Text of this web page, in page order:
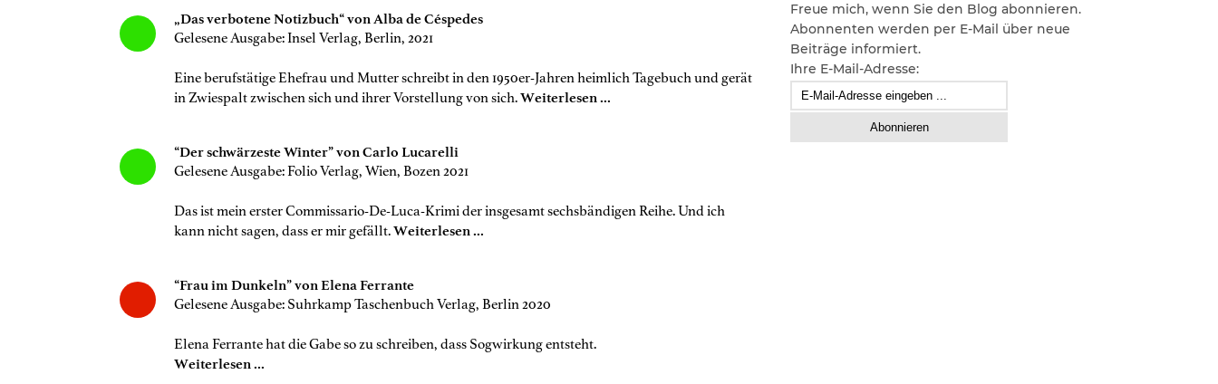
„Das verbotene Notizbuch“ von Alba de Céspedes
Gelesene Ausgabe: Insel Verlag, Berlin, 2021
Eine berufstätige Ehefrau und Mutter schreibt in den 1950er-Jahren heimlich Tagebuch und gerät
in Zwiespalt zwischen sich und ihrer Vorstellung von sich.Weiterlesen ...
“Der schwärzeste Winter” von Carlo Lucarelli
Gelesene Ausgabe: Folio Verlag, Wien, Bozen 2021
Das ist mein erster Commissario-De-Luca-Krimi der insgesamt sechsbändigen Reihe. Und ich
kann nicht sagen, dass er mir gefällt.Weiterlesen ...
“Frau im Dunkeln” von Elena Ferrante
Gelesene Ausgabe: Suhrkamp Taschenbuch Verlag, Berlin 2020
Elena Ferrante hat die Gabe so zu schreiben, dass Sogwirkung entsteht.
Weiterlesen ...
Freue mich, wenn Sie den Blog abonnieren.
Abonnenten werden per E-Mail über neue
Beiträge informiert.
Ihre E-Mail-Adresse: